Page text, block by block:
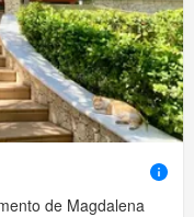
de Magdalena